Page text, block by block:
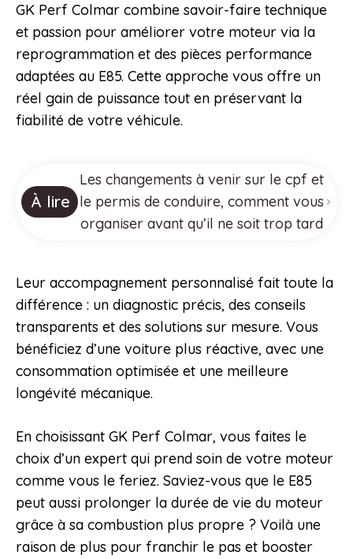
GK Perf Colmar combine savoir-faire technique
et passion pour améliorer votre moteur via la
reprogrammation et des pièces performance
adaptées au E85. Cette approche vous offre un
réel gain de puissance tout en préservant la
fiabilité de votre véhicule.
À lire
Les changements à venir sur le cpf et
le permis de conduire, comment vous
organiser avant qu’il ne soit trop tard
Leur accompagnement personnalisé fait toute la
différence : un diagnostic précis, des conseils
transparents et des solutions sur mesure. Vous
bénéficiez d’une voiture plus réactive, avec une
consommation optimisée et une meilleure
longévité mécanique.
En choisissant GK Perf Colmar, vous faites le
choix d’un expert qui prend soin de votre moteur
comme vous le feriez. Saviez-vous que le E85
peut aussi prolonger la durée de vie du moteur
grâce à sa combustion plus propre ? Voilà une
raison de plus pour franchir le pas et booster